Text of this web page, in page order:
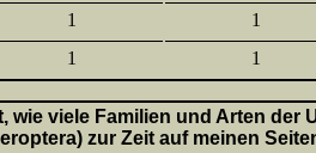
1 1
1 1
wie viele Familien und Arten der
zur Zeit auf meinen